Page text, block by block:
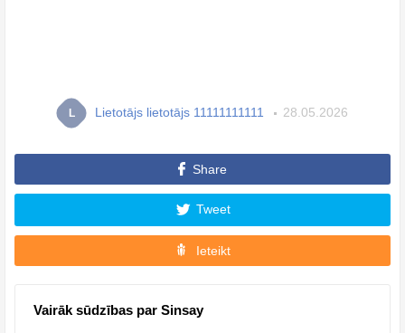
L Lietotājs lietotājs 11111111111 28.05.2026
Share
Tweet
Ieteikt
Vairāk sūdzības par Sinsay